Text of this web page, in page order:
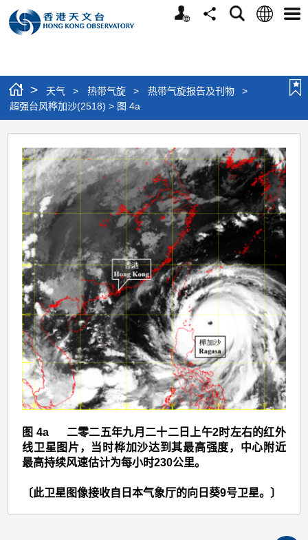
个
分
搜
语
选
> 天气 > 热带气旋 > 热带气旋报告及刊物
>
超强台风桦加沙(2518) > 图 4a
超
强
台
风
桦
加
沙
(2518)
图
4a
图 4a 二零二五年九月二十二日上午2时左右的红外
线卫星图片，当时桦加沙达到其最高强度，中心附近
最高持续风速估计为每小时230公里。
〔此卫星图像接收自日本气象厅的向日葵9号卫星。〕